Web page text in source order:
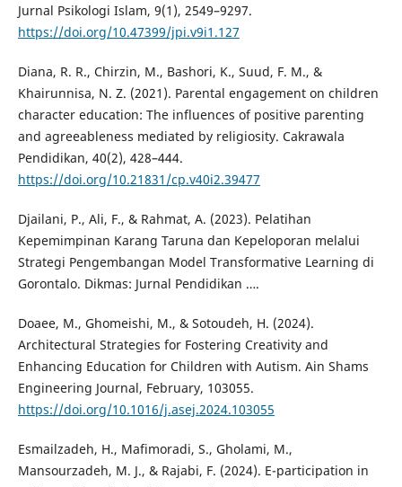
Jurnal Psikologi Islam, 9(1), 2549–9297.
https://doi.org/10.47399/jpi.v9i1.127
Diana, R. R., Chirzin, M., Bashori, K., Suud, F. M., &
Khairunnisa, N. Z. (2021). Parental engagement on children
character education: The influences of positive parenting
and agreeableness mediated by religiosity. Cakrawala
Pendidikan, 40(2), 428–444.
https://doi.org/10.21831/cp.v40i2.39477
Djailani, P., Ali, F., & Rahmat, A. (2023). Pelatihan
Kepemimpinan Karang Taruna dan Kepeloporan melalui
Strategi Pengembangan Model Transformative Learning di
Gorontalo. Dikmas: Jurnal Pendidikan ….
Doaee, M., Ghomeishi, M., & Sotoudeh, H. (2024).
Architectural Strategies for Fostering Creativity and
Enhancing Education for Children with Autism. Ain Shams
Engineering Journal, February, 103055.
https://doi.org/10.1016/j.asej.2024.103055
Esmailzadeh, H., Mafimoradi, S., Gholami, M.,
Mansourzadeh, M. J., & Rajabi, F. (2024). E-participation in